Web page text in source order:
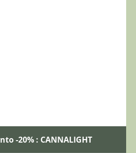
-20% : CANNALIGHT